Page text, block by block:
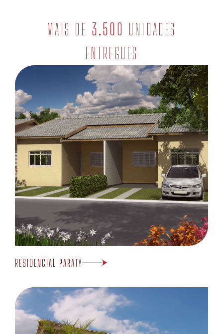
MAIS DE 3.500 UNIDADES
ENTREGUES
RESIDENCIAL PARATY